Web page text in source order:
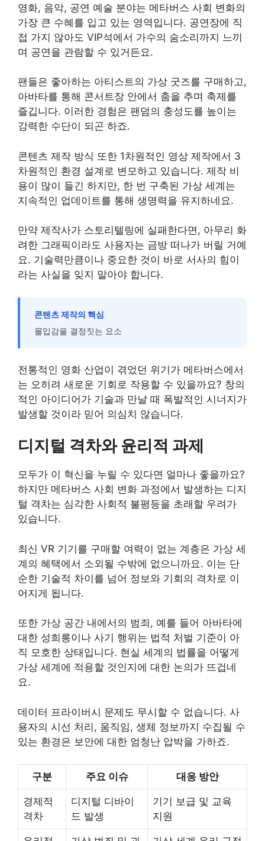
영화, 음악, 공연 예술 분야는 메타버스 사회 변화의
가장 큰 수혜를 입고 있는 영역입니다. 공연장에 직
접 가지 않아도 VIP석에서 가수의 숨소리까지 느끼
며 공연을 관람할 수 있거든요.
팬들은 좋아하는 아티스트의 가상 굿즈를 구매하고,
아바타를 통해 콘서트장 안에서 춤을 추며 축제를
즐깁니다. 이러한 경험은 팬덤의 충성도를 높이는
강력한 수단이 되곤 하죠.
콘텐츠 제작 방식 또한 1차원적인 영상 제작에서 3
차원적인 환경 설계로 변모하고 있습니다. 제작 비
용이 많이 들긴 하지만, 한 번 구축된 가상 세계는
지속적인 업데이트를 통해 생명력을 유지하네요.
만약 제작사가 스토리텔링에 실패한다면, 아무리 화
려한 그래픽이라도 사용자는 금방 떠나가 버릴 거예
요. 기술력만큼이나 중요한 것이 바로 서사의 힘이
라는 사실을 잊지 말아야 합니다.
콘텐츠 제작의 핵심
몰입감을 결정짓는 요소
전통적인 영화 산업이 겪었던 위기가 메타버스에서
는 오히려 새로운 기회로 작용할 수 있을까요? 창의
적인 아이디어가 기술과 만날 때 폭발적인 시너지가
발생할 것이라 믿어 의심치 않습니다.
디지털 격차와 윤리적 과제
모두가 이 혁신을 누릴 수 있다면 얼마나 좋을까요?
하지만 메타버스 사회 변화 과정에서 발생하는 디지
털 격차는 심각한 사회적 불평등을 초래할 우려가
있습니다.
최신 VR 기기를 구매할 여력이 없는 계층은 가상 세
계의 혜택에서 소외될 수밖에 없으니까요. 이는 단
순한 기술적 차이를 넘어 정보와 기회의 격차로 이
어지게 됩니다.
또한 가상 공간 내에서의 범죄, 예를 들어 아바타에
대한 성희롱이나 사기 행위는 법적 처벌 기준이 아
직 모호한 상태입니다. 현실 세계의 법률을 어떻게
가상 세계에 적용할 것인지에 대한 논의가 뜨겁네
요.
데이터 프라이버시 문제도 무시할 수 없습니다. 사
용자의 시선 처리, 움직임, 생체 정보까지 수집될 수
있는 환경은 보안에 대한 엄청난 압박을 가하죠.
구분 주요 이슈 대응 방안
경제적
격차
디지털 디바이
드 발생
기기 보급 및 교육
지원